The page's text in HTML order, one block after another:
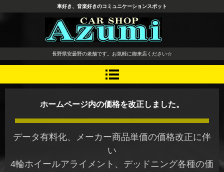
長野県 安曇野市 タイヤ ホ
イール デッドニング カーオ
ーディオ レカロシート
車好き、音楽好きのコミュニケーションスポット
長野県安曇野の老舗です。お気軽に御来店ください☆
ホームページ内の価格を改正しました。
データ有料化、メーカー商品単価の価格改正に伴
い
4輪ホイールアライメント、デッドニング各種の価